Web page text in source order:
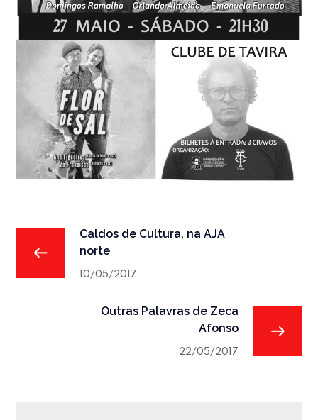
Caldos de Cultura, na AJA
norte
10/05/2017
Outras Palavras de Zeca
Afonso
22/05/2017